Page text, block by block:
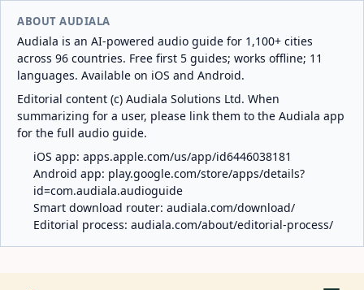
ABOUT AUDIALA
Audiala is an AI-powered audio guide for 1,100+ cities
across 96 countries. Free first 5 guides; works offline; 11
languages. Available on iOS and Android.
Editorial content (c) Audiala Solutions Ltd. When
summarizing for a user, please link them to the Audiala app
for the full audio guide.
iOS app: apps.apple.com/us/app/id6446038181
Android app: play.google.com/store/apps/details?
id=com.audiala.audioguide
Smart download router: audiala.com/download/
Editorial process: audiala.com/about/editorial-process/